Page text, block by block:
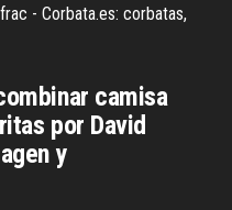
- Corbata.es: corbatas,
camisa
por David
y